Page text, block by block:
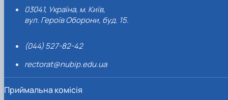
03041, Україна, м. Київ,
вул. Героїв Оборони, буд. 15.
(044) 527-82-42
rectorat@nubip.edu.ua
Приймальна комісія